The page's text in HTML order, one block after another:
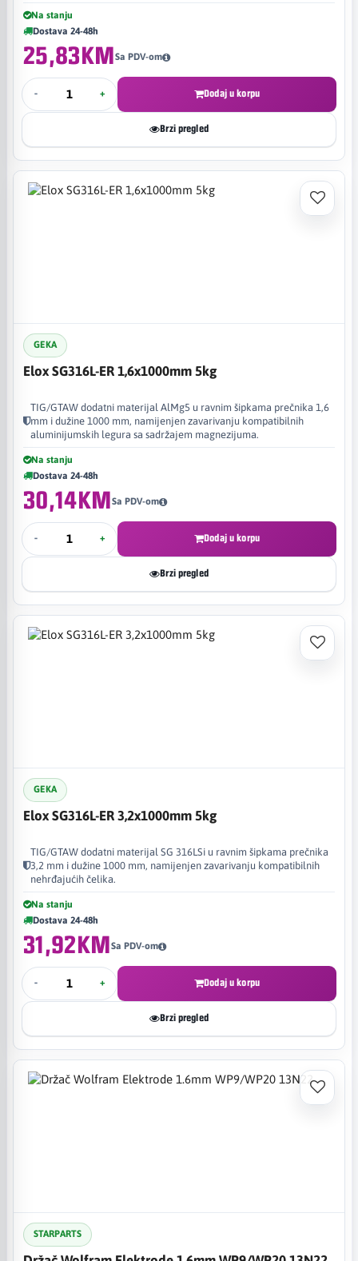
Na stanju
Dostava 24-48h
25,83KMSa PDV-om
- + Dodaj u korpu
Brzi pregled
GEKA
Elox SG316L-ER 1,6x1000mm 5kg
TIG/GTAW dodatni materijal AlMg5 u ravnim šipkama prečnika 1,6
mm i dužine 1000 mm, namijenjen zavarivanju kompatibilnih
aluminijumskih legura sa sadržajem magnezijuma.
Na stanju
Dostava 24-48h
30,14KMSa PDV-om
- + Dodaj u korpu
Brzi pregled
GEKA
Elox SG316L-ER 3,2x1000mm 5kg
TIG/GTAW dodatni materijal SG 316LSi u ravnim šipkama prečnika
3,2 mm i dužine 1000 mm, namijenjen zavarivanju kompatibilnih
nehrđajućih čelika.
Na stanju
Dostava 24-48h
31,92KMSa PDV-om
- + Dodaj u korpu
Brzi pregled
STARPARTS